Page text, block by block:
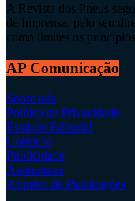
A Revista dos Pneus
de Imprensa, pelo seu
como limites os
AP Comunicação
Sobre nós
Política de Privacidade
Estatuto Editorial
Contacto
Publicidade
Assinaturas
Arquivo de Publicações